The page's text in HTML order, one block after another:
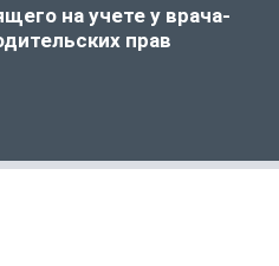
на учете у врача-
прав